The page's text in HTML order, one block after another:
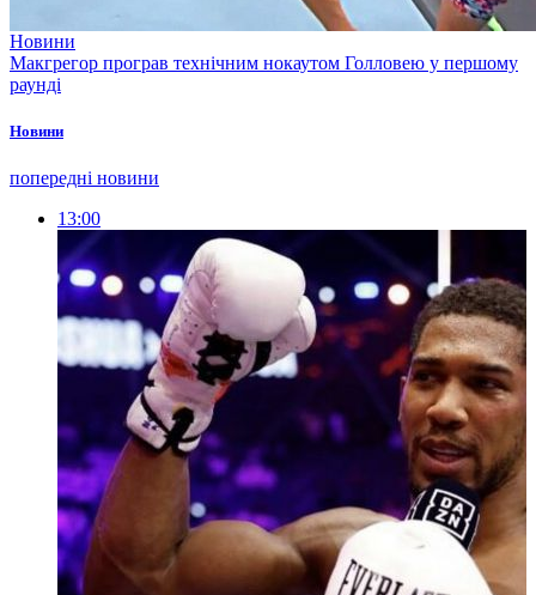
Новини
Макгрегор програв технічним нокаутом Голловею у першому
раунді
Новини
попередні новини
13:00